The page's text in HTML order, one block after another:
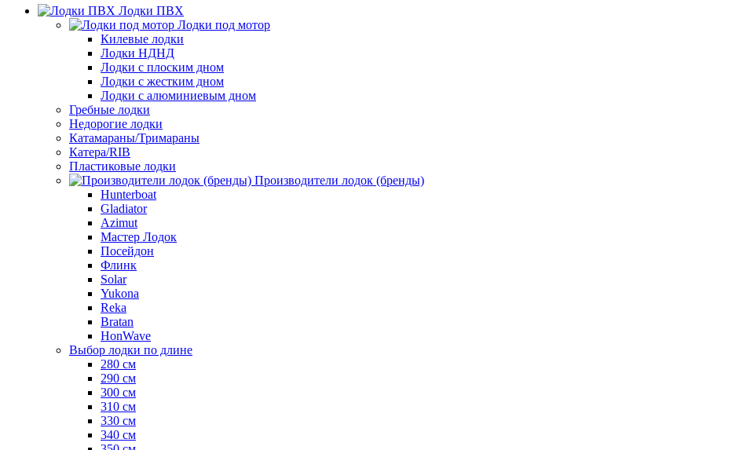
Лодки ПВХ
Лодки под мотор
Килевые лодки
Лодки НДНД
Лодки с плоским дном
Лодки с жестким дном
Лодки с алюминиевым дном
Гребные лодки
Недорогие лодки
Катамараны/Тримараны
Катера/RIB
Пластиковые лодки
Производители лодок (бренды)
Hunterboat
Gladiator
Azimut
Мастер Лодок
Посейдон
Флинк
Solar
Yukona
Reka
Bratan
HonWave
Выбор лодки по длине
280 см
290 см
300 см
310 см
330 см
340 см